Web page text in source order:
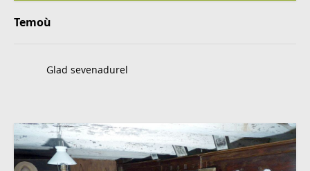
Temoù
Glad sevenadurel